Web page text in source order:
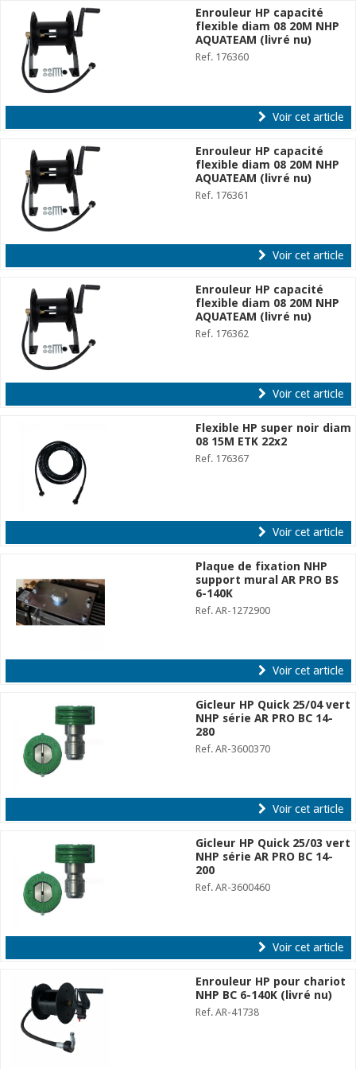
Enrouleur HP capacité
flexible diam 08 20M NHP
AQUATEAM (livré nu)
Ref. 176360
Voir cet article
Enrouleur HP capacité
flexible diam 08 20M NHP
AQUATEAM (livré nu)
Ref. 176361
Voir cet article
Enrouleur HP capacité
flexible diam 08 20M NHP
AQUATEAM (livré nu)
Ref. 176362
Voir cet article
Flexible HP super noir diam
08 15M ETK 22x2
Ref. 176367
Voir cet article
Plaque de fixation NHP
support mural AR PRO BS
6-140K
Ref. AR-1272900
Voir cet article
Gicleur HP Quick 25/04 vert
NHP série AR PRO BC 14-
280
Ref. AR-3600370
Voir cet article
Gicleur HP Quick 25/03 vert
NHP série AR PRO BC 14-
200
Ref. AR-3600460
Voir cet article
Enrouleur HP pour chariot
NHP BC 6-140K (livré nu)
Ref. AR-41738